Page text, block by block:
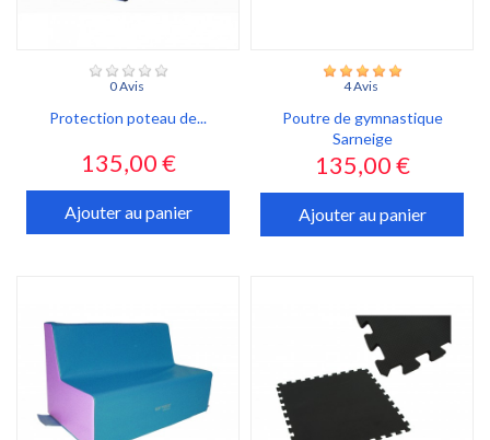
0 Avis
Protection poteau de...
Prix
135,00 €
Ajouter au panier
4 Avis
Poutre de gymnastique
Sarneige
Prix
135,00 €
Ajouter au panier